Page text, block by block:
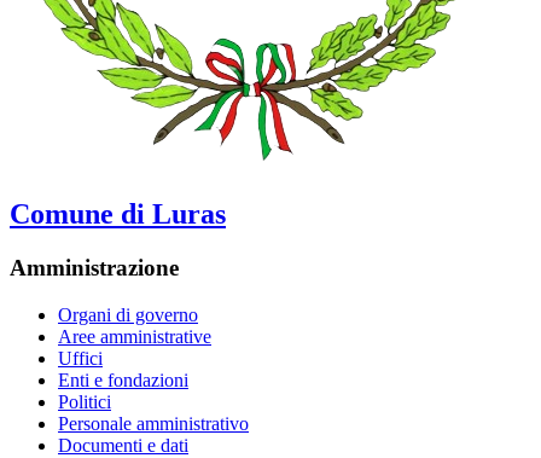
Comune di Luras
Amministrazione
Organi di governo
Aree amministrative
Uffici
Enti e fondazioni
Politici
Personale amministrativo
Documenti e dati